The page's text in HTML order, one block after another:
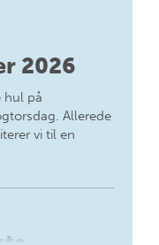
2026
hul på
Allerede
vi til en